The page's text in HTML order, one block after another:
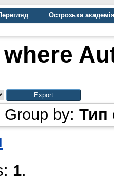
Острозька
Group by: Тип
1.